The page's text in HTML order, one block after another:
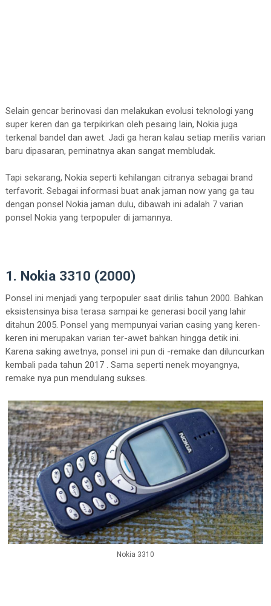
Selain gencar berinovasi dan melakukan evolusi teknologi yang
super keren dan ga terpikirkan oleh pesaing lain, Nokia juga
terkenal bandel dan awet. Jadi ga heran kalau setiap merilis varian
baru dipasaran, peminatnya akan sangat membludak.
Tapi sekarang, Nokia seperti kehilangan citranya sebagai brand
terfavorit. Sebagai informasi buat anak jaman now yang ga tau
dengan ponsel Nokia jaman dulu, dibawah ini adalah 7 varian
ponsel Nokia yang terpopuler di jamannya.
1. Nokia 3310 (2000)
Ponsel ini menjadi yang terpopuler saat dirilis tahun 2000. Bahkan
eksistensinya bisa terasa sampai ke generasi bocil yang lahir
ditahun 2005. Ponsel yang mempunyai varian casing yang keren-
keren ini merupakan varian ter-awet bahkan hingga detik ini.
Karena saking awetnya, ponsel ini pun di -remake dan diluncurkan
kembali pada tahun 2017 . Sama seperti nenek moyangnya,
remake nya pun mendulang sukses.
Nokia 3310